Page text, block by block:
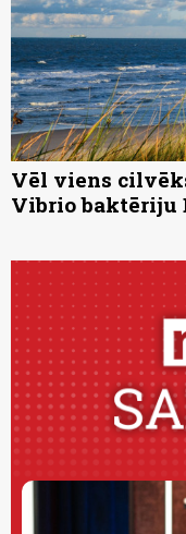
Vēl viens
Vibrio baktēriju